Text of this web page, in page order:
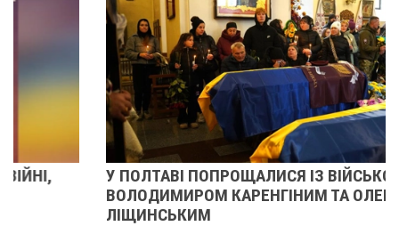
У ПОЛТАВІ ПОПРОЩАЛИСЯ ІЗ ВІЙСЬКОВИМИ
ВОЛОДИМИРОМ КАРЕНГІНИМ ТА ОЛЕГОМ
ЛІЩИНСЬКИМ